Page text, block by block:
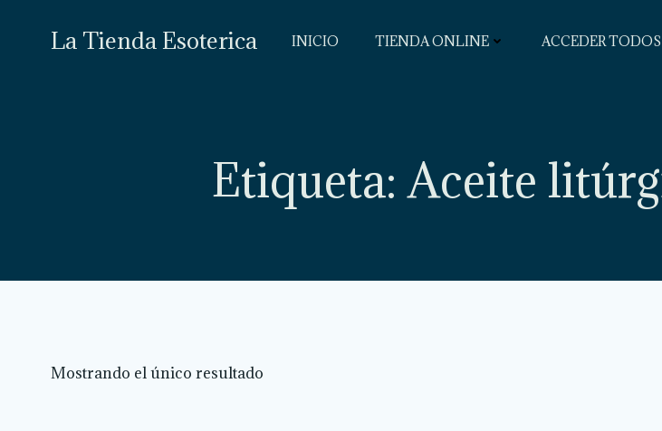
contenidoLa Tienda Esoterica INICIO TIENDA ONLINE ACCEDER
Etiqueta: Aceite
Mostrando el único resultado